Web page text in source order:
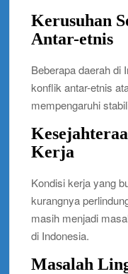
Kerusuhan
Antar-etnis
Beberapa daerah di
konflik antar-etnis
mempengaruhi
Kerja
Kondisi kerja yang
kurangnya
masih menjadi
di Indonesia.
Masalah